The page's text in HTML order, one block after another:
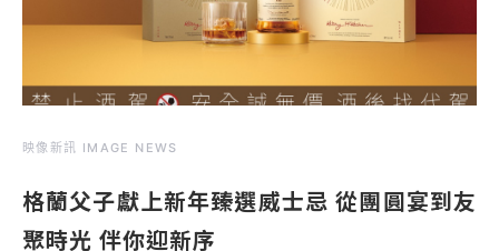
映像新訊 IMAGE NEWS
格蘭父子獻上新年臻選威士忌 從團圓宴到友
聚時光 伴你迎新序